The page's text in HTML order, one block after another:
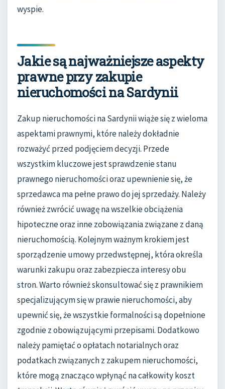
wyspie.
Jakie są najważniejsze aspekty
prawne przy zakupie
nieruchomości na Sardynii
Zakup nieruchomości na Sardynii wiąże się z wieloma
aspektami prawnymi, które należy dokładnie
rozważyć przed podjęciem decyzji. Przede
wszystkim kluczowe jest sprawdzenie stanu
prawnego nieruchomości oraz upewnienie się, że
sprzedawca ma pełne prawo do jej sprzedaży. Należy
również zwrócić uwagę na wszelkie obciążenia
hipoteczne oraz inne zobowiązania związane z daną
nieruchomością. Kolejnym ważnym krokiem jest
sporządzenie umowy przedwstępnej, która określa
warunki zakupu oraz zabezpiecza interesy obu
stron. Warto również skonsultować się z prawnikiem
specjalizującym się w prawie nieruchomości, aby
upewnić się, że wszystkie formalności są dopełnione
zgodnie z obowiązującymi przepisami. Dodatkowo
należy pamiętać o opłatach notarialnych oraz
podatkach związanych z zakupem nieruchomości,
które mogą znacząco wpłynąć na całkowity koszt